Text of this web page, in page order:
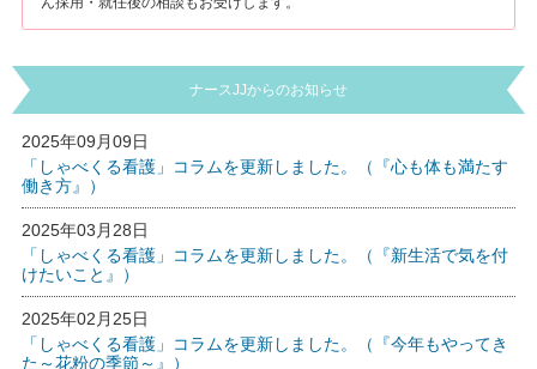
ナースJJからのお知らせ
2025年09月09日
「しゃべくる看護」コラムを更新しました。（『心も体も満たす
働き方』）
2025年03月28日
「しゃべくる看護」コラムを更新しました。（『新生活で気を付
けたいこと』）
2025年02月25日
「しゃべくる看護」コラムを更新しました。（『今年もやってき
た～花粉の季節～』）